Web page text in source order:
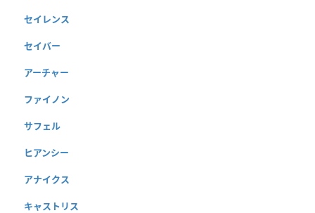
セイレンス
セイバー
アーチャー
ファイノン
サフェル
ヒアンシー
アナイクス
キャストリス